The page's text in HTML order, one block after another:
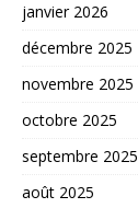
janvier 2026
décembre 2025
novembre 2025
octobre 2025
septembre 2025
août 2025